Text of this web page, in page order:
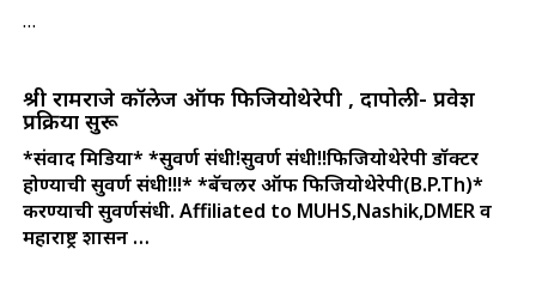
…
श्री रामराजे कॉलेज ऑफ फिजियोथेरेपी , दापोली- प्रवेश
प्रक्रिया सुरू
*संवाद मिडिया**सुवर्ण संधी!सुवर्ण संधी!!फिजियोथेरेपी डॉक्टर
होण्याची सुवर्ण संधी!!!**बॅचलर ऑफ फिजियोथेरेपी(B.P.Th)*
करण्याची सुवर्णसंधी. Affiliated to MUHS,Nashik,DMER व
महाराष्ट्र शासन …